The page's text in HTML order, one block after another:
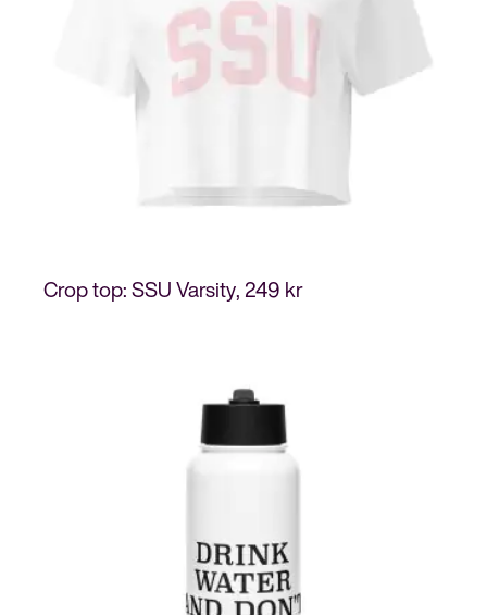
Crop top: SSU Varsity 249 kr